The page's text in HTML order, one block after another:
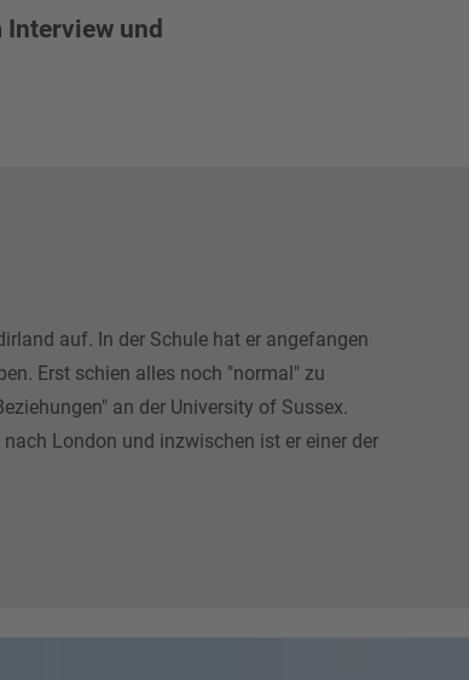
und
auf. In der Schule hat er angefangen
Erst schien alles noch "normal" zu
an der University of Sussex.
London und inzwischen ist er einer der